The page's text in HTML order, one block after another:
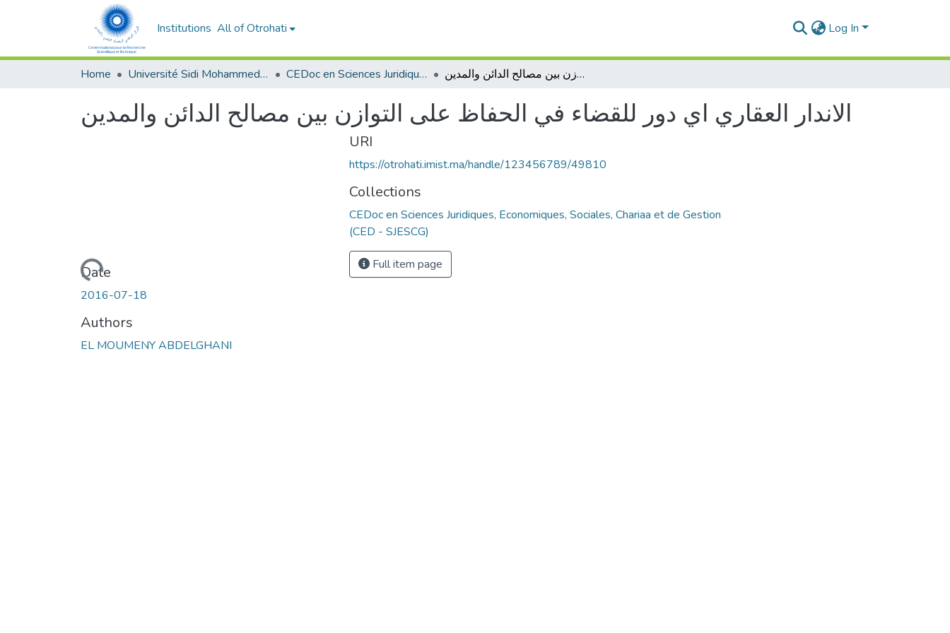
Institutions All of Otrohati Log In
Home Université Sidi Mohammed Ben Abdellah - Fès CEDoc en Sciences Juridiques, Economiques, Sociales, Chariaa et de Gestion (CED - SJESCG) الاندار العقاري اي دور للقضاء في الحفاظ على التوازن بين مصالح الدائن والمدين
الاندار العقاري اي دور للقضاء في الحفاظ على التوازن بين مصالح الدائن والمدين
Loading...
Date
2016-07-18
Authors
EL MOUMENY ABDELGHANI
URI
https://otrohati.imist.ma/handle/123456789/49810
Collections
CEDoc en Sciences Juridiques, Economiques, Sociales, Chariaa et de Gestion
(CED - SJESCG)
Full item page